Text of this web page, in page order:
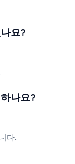
요?
나요?
다.